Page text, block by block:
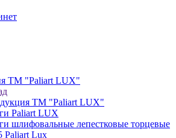
ТМ "Paliart LUX"
ТМ "Paliart LUX"
Paliart LUX
шлифовальные лепестковые торцевые
Paliart Lux